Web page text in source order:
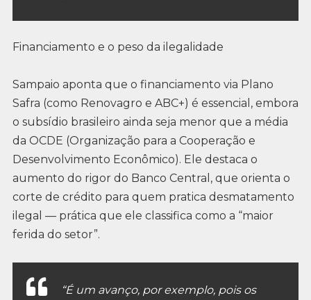
Financiamento e o peso da ilegalidade
Sampaio aponta que o financiamento via Plano
Safra (como Renovagro e ABC+) é essencial, embora
o subsídio brasileiro ainda seja menor que a média
da OCDE (Organização para a Cooperação e
Desenvolvimento Econômico). Ele destaca o
aumento do rigor do Banco Central, que orienta o
corte de crédito para quem pratica desmatamento
ilegal — prática que ele classifica como a “maior
ferida do setor”.
“É um avanço, por exemplo, pois os